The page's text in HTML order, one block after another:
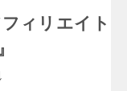
ィリエイト